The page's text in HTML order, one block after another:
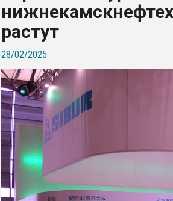
касается выдува ПЭТ
ПЕРЕЙТИ НА ФОРУМ
растут
28/02/2025